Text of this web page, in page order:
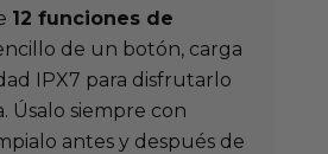
12 funciones de
de un botón, carga
IPX7 para disfrutarlo
Úsalo siempre con
antes y después de